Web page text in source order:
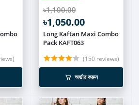
৳1,100.00
৳1,050.00
Long Kaftan Maxi Combo
Pack KAFT063
(150 reviews)
অর্ডার করুন